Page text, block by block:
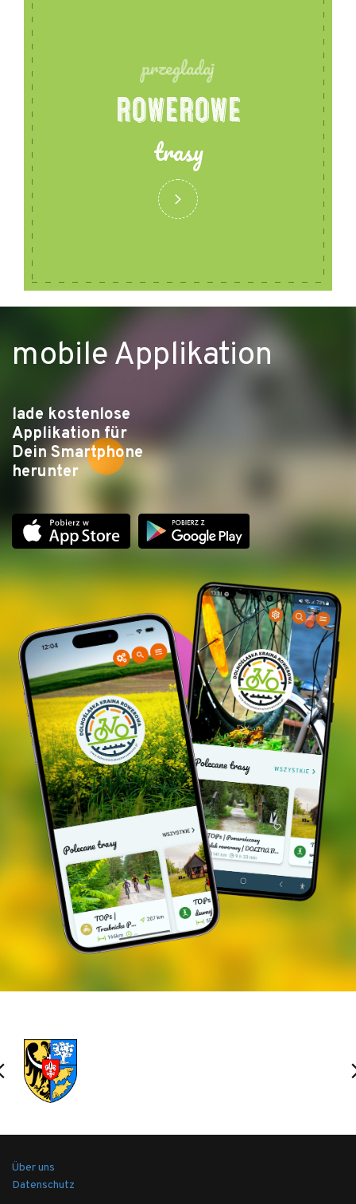
przegladaj
ROWEROWE
trasy
mobile Applikation
lade kostenlose
Applikation für
Dein Smartphone
herunter
Über uns
Datenschutz